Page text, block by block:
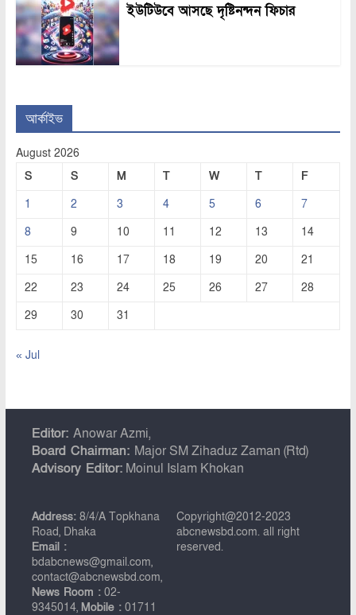
ইউটিউবে আসছে দৃষ্টিনন্দন ফিচার
আর্কাইভ
August 2026
S
S M T W T
F
1
2 3 4 5 6
7
8
9 10 11 12 13
14
15
16 17 18 19 20
21
22
23 24 25 26 27
28
29
30 31
« Jul
Editor: Anowar Azmi,
Board Chairman: Major SM Zihaduz Zaman (Rtd)
Advisory Editor:Moinul Islam Khokan
Address:8/4/A Topkhana
Road, Dhaka
Email :
bdabcnews@gmail.com,
contact@abcnewsbd.com,
News Room :02-
9345014, Mobile :01711
Copyright@2012-2023
abcnewsbd.com. all right
reserved.